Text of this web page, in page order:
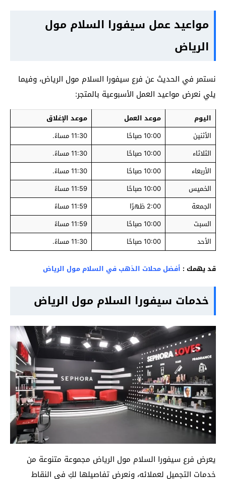
مواعيد عمل سيفورا السلام مول
الرياض
نستمر في الحديث عن فرع سيفورا السلام مول الرياض، وفيما
يلي نعرض مواعيد العمل الأسبوعية بالمتجر:
اليوم موعد العمل
موعد الإغلاق
الأثنين
10:00 صباحًا
11:30 مساءً.
الثلاثاء
10:00 صباحًا
11:30 مساءً.
الأربعاء
10:00 صباحًا
11:30 مساءً.
الخميس
10:00 صباحًا
11:59 مساءً
الجمعة
2:00 ظهرًا
11:59 مساءً
السبت
10:00 صباحًا
11:59 مساءً
الأحد
10:00 صباحًا 11:30 مساءً.
قد يهمك : أفضل محلات الذهب في السلام مول الرياض
خدمات سيفورا السلام مول الرياض
يعرض فرع سيفورا السلام مول الرياض مجموعة متنوعة من
خدمات التجميل لعملائه، ونعرض تفاصيلها لكِ في النقاط